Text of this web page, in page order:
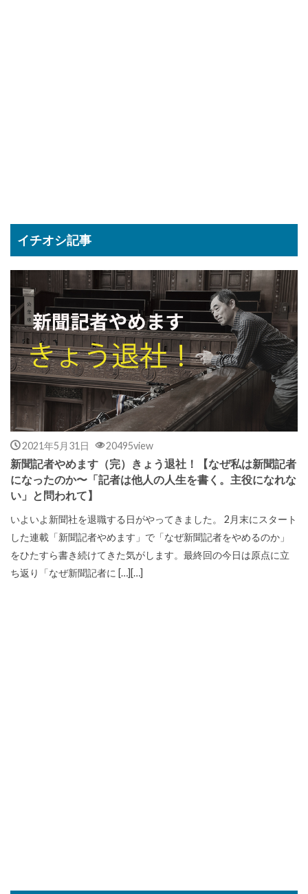
イチオシ記事
2021年5月31日 20495view
新聞記者やめます（完）きょう退社！【なぜ私は新聞記者
になったのか〜「記者は他人の人生を書く。主役になれな
い」と問われて】
いよいよ新聞社を退職する日がやってきました。 2月末にスタート
した連載「新聞記者やめます」で「なぜ新聞記者をやめるのか」
をひたすら書き続けてきた気がします。最終回の今日は原点に立
ち返り「なぜ新聞記者に […][…]